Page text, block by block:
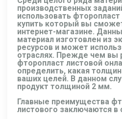
производственных
использовать фторопласт
купить который вы
интернет-магазине.
материал изготовлен из
ресурсов и может
отраслях. Прежде чем вы
фторопласт листовой
определить, какая
ваших целей. В данном
продукт толщиной 2 мм.
Главные преимущества
листового заключаются